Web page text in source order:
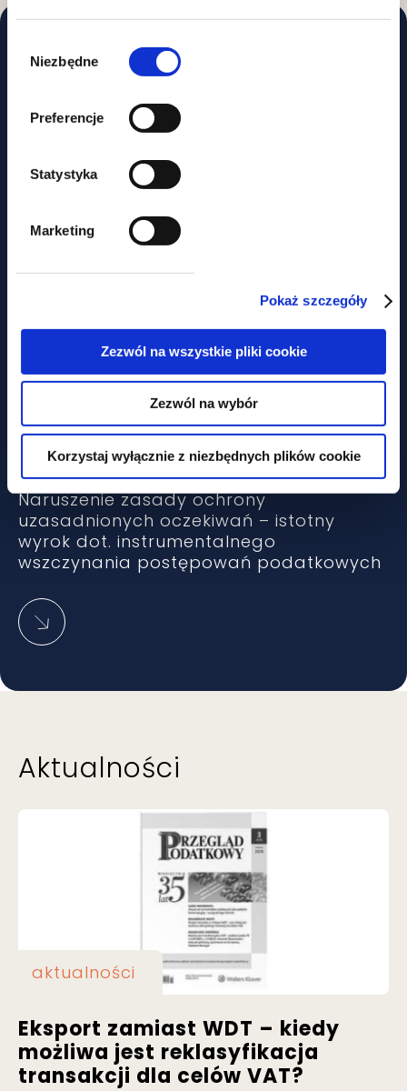
zgody
Niezbędne
Preferencje
Statystyka
Marketing
Pokaż szczegóły
Zezwól na wszystkie pliki cookie
Zezwól na wybór
Korzystaj wyłącznie z niezbędnych plików cookie
Projekty
Pomożemy Ci w najbardziej złożonym
wyzwaniu prawnym i podatkowym.
następnie opracujemy odpowiedni
Sprawdź, jak wspieramy naszych
klientów.
Sukcesy w postępowaniach dotyczących
karuzeli VAT w branży FMCG
Naruszenie zasady ochrony
uzasadnionych oczekiwań – istotny
wyrok dot. instrumentalnego
wszczynania postępowań podatkowych
Aktualności
aktualności
Eksport zamiast WDT – kiedy
możliwa jest reklasyfikacja
transakcji dla celów VAT?